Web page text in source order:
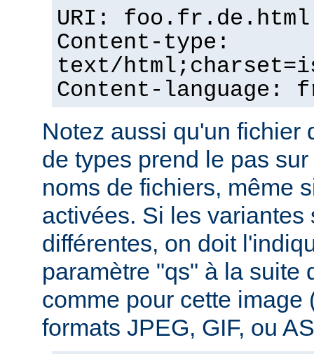
URI: foo.fr.de.html
Content-type:
text/
Content-language:
Notez aussi qu'un fichier
de types prend le pas
noms de fichiers, même
activées. Si les variantes
différentes, on doit
paramètre "qs" à la suite
comme pour cette image
formats JPEG, GIF, ou